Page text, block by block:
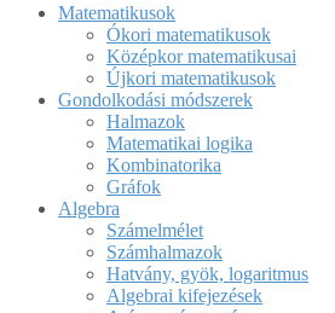
Matematikusok
Ókori matematikusok
Középkor matematikusai
Újkori matematikusok
Gondolkodási módszerek
Halmazok
Matematikai logika
Kombinatorika
Gráfok
Algebra
Számelmélet
Számhalmazok
Hatvány, gyök, logaritmus
Algebrai kifejezések